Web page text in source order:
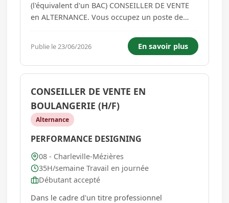
(l'équivalent d'un BAC) CONSEILLER DE VENTE
en ALTERNANCE. Vous occupez un poste de
distribution d'articles de sport. Vos missions :
Accueillir et orienter les clients Mettre en valeur
les produits du magasin a...
Publie le 23/06/2026 En savoir plus
CONSEILLER DE VENTE EN
BOULANGERIE (H/F)
Alternance
PERFORMANCE DESIGNING
08 - Charleville-Mézières
35H/semaine Travail en journée
Débutant accepté
Dans le cadre d'un titre professionnel